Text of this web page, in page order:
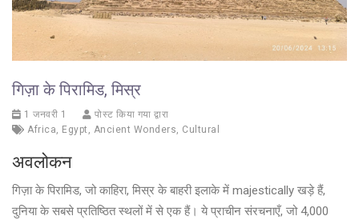
गिज़ा के पिरामिड, मिस्र
1 जनवरी 1
पोस्ट किया गया द्वारा
Africa, Egypt , Ancient Wonders, Cultural
अवलोकन
गिज़ा के पिरामिड, जो काहिरा, मिस्र के बाहरी इलाके में majestically खड़े हैं,
दुनिया के सबसे प्रतिष्ठित स्थलों में से एक हैं। ये प्राचीन संरचनाएँ, जो 4,000